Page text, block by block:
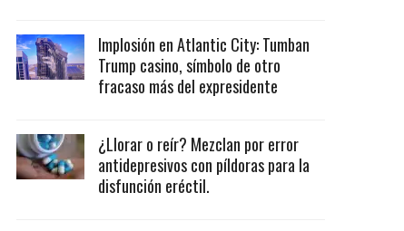
Implosión en Atlantic City: Tumban
Trump casino, símbolo de otro
fracaso más del expresidente
¿Llorar o reír? Mezclan por error
antidepresivos con píldoras para la
disfunción eréctil.